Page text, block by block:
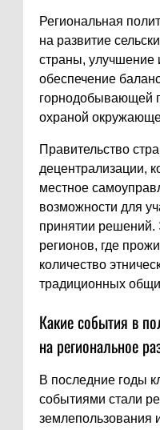
Региональная
на развитие
страны, улучшение
обеспечение
горнодобывающей
охраной
Правительство
децентрализации,
местное
возможности для
принятии решений.
регионов, где
количество
традиционных
Какие события в
на региональное
В последние годы
событиями стали
землепользования